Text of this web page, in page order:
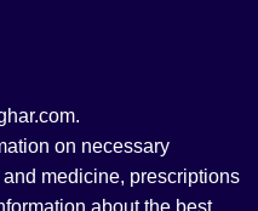
on necessary
medicine, prescriptions